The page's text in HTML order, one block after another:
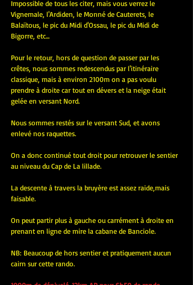
Impossible de tous les citer, mais vous verrez le
Vignemale, l'Ardiden, le Monné de Cauterets, le
Balaïtous, le pic du Midi d'Ossau, le pic du Midi de
Bigorre, etc...
Pour le retour, hors de question de passer par les
crêtes, nous sommes redescendus par l'itinéraire
classique, mais à environ 2100m on a pas voulu
prendre à droite car tout en dévers et la neige était
gelée en versant Nord.
Nous sommes restés sur le versant Sud, et avons
enlevé nos raquettes.
On a donc continué tout droit pour retrouver le sentier
au niveau du Cap de La lillade.
La descente à travers la bruyère est assez raide,mais
faisable.
On peut partir plus à gauche ou carrément à droite en
prenant en ligne de mire la cabane de Banciole.
NB: Beaucoup de hors sentier et pratiquement aucun
cairn sur cette rando.